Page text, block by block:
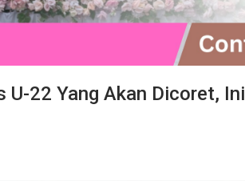
22 Yang Akan Dicoret, Ini